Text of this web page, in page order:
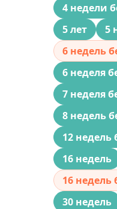
4 недели
5 лет
5
6 недель
6 неделя
7 неделя
8 недель
12 недель
16 недель
16 недель
30 недель